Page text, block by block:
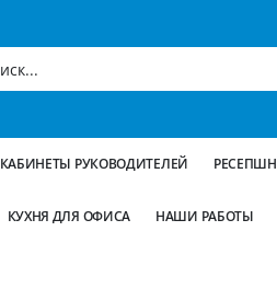
КАБИНЕТЫ РУКОВОДИТЕЛЕЙ РЕСЕПШН
КУХНЯ ДЛЯ ОФИСА НАШИ РАБОТЫ